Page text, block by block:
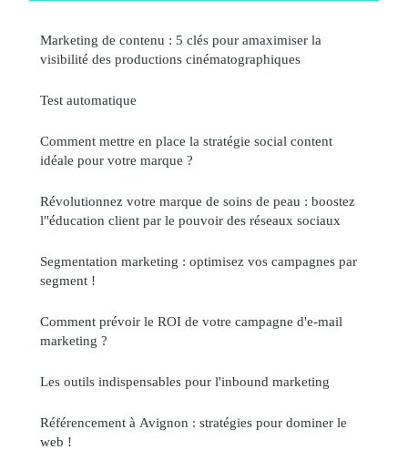
Marketing de contenu : 5 clés pour amaximiser la
visibilité des productions cinématographiques
Test automatique
Comment mettre en place la stratégie social content
idéale pour votre marque ?
Révolutionnez votre marque de soins de peau : boostez
l"éducation client par le pouvoir des réseaux sociaux
Segmentation marketing : optimisez vos campagnes par
segment !
Comment prévoir le ROI de votre campagne d'e-mail
marketing ?
Les outils indispensables pour l'inbound marketing
Référencement à Avignon : stratégies pour dominer le
web !